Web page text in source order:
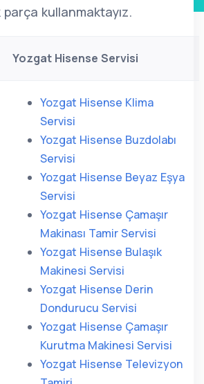
kullanmaktayız.
Yozgat Hisense Servisi
Yozgat Hisense Klima
Servisi
Yozgat Hisense Buzdolabı
Servisi
Yozgat Hisense Beyaz Eşya
Servisi
Yozgat Hisense Çamaşır
Makinası Tamir Servisi
Yozgat Hisense Bulaşık
Makinesi Servisi
Yozgat Hisense Derin
Dondurucu Servisi
Yozgat Hisense Çamaşır
Kurutma Makinesi Servisi
Yozgat Hisense Televizyon